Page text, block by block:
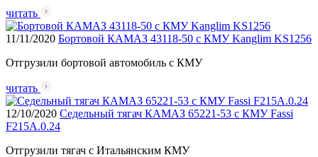
читать
11/11/2020 Бортовой КАМАЗ 43118-50 с КМУ Kanglim KS1256
Отгрузили бортовой автомобиль с КМУ
читать
12/10/2020 Седельный тягач КАМАЗ 65221-53 с КМУ Fassi
F215A.0.24
Отгрузили тягач с Итальянским КМУ